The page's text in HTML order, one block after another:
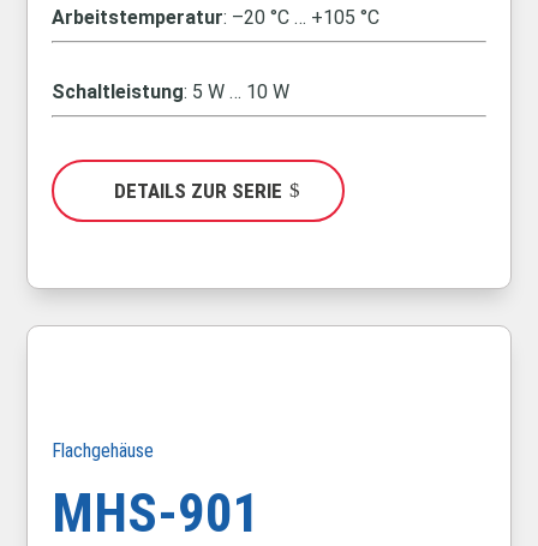
Arbeitstemperatur: –20 °C … +105 °C
Schaltleistung: 5 W … 10 W
DETAILS ZUR SERIE
Flachgehäuse
MHS-901